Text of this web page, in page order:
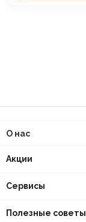
О нас
Акции
Сервисы
Полезные советы